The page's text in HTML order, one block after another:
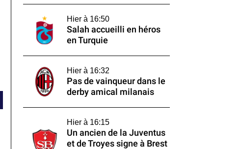
Hier à 16:50
Salah accueilli en héros
en Turquie
Hier à 16:32
Pas de vainqueur dans le
derby amical milanais
Hier à 16:15
Un ancien de la Juventus
et de Troyes signe à Brest